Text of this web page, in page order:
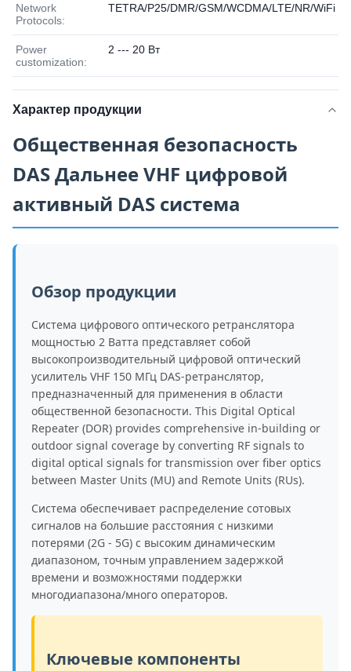
Network
Protocols:
TETRA/P25/DMR/GSM/WCDMA/LTE/NR/WiFi
Power
customization:
2 --- 20 Вт
Характер продукции
Общественная безопасность
DAS Дальнее VHF цифровой
активный DAS система
Обзор продукции
Система цифрового оптического ретранслятора
мощностью 2 Ватта представляет собой
высокопроизводительный цифровой оптический
усилитель VHF 150 МГц DAS-ретранслятор,
предназначенный для применения в области
общественной безопасности. This Digital Optical
Repeater (DOR) provides comprehensive in-building or
outdoor signal coverage by converting RF signals to
digital optical signals for transmission over fiber optics
between Master Units (MU) and Remote Units (RUs).
Система обеспечивает распределение сотовых
сигналов на большие расстояния с низкими
потерями (2G - 5G) с высоким динамическим
диапазоном, точным управлением задержкой
времени и возможностями поддержки
многодиапазона/много операторов.
Ключевые компоненты